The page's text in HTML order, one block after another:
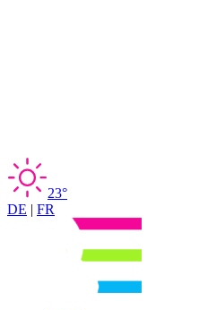
23°
DE | FR